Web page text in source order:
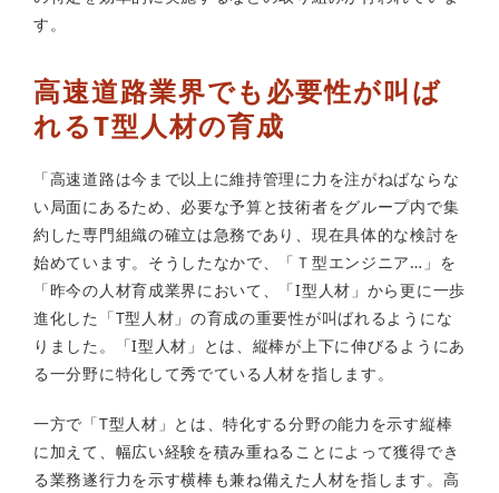
す。
高速道路業界でも必要性が叫ば
れるT型人材の育成
「高速道路は今まで以上に維持管理に力を注がねばならな
い局面にあるため、必要な予算と技術者をグループ内で集
約した専門組織の確立は急務であり、現在具体的な検討を
始めています。そうしたなかで、「Ｔ型エンジニア…」を
「昨今の人材育成業界において、「I型人材」から更に一歩
進化した「T型人材」の育成の重要性が叫ばれるようにな
りました。「I型人材」とは、縦棒が上下に伸びるようにあ
る一分野に特化して秀でている人材を指します。
一方で「T型人材」とは、特化する分野の能力を示す縦棒
に加えて、幅広い経験を積み重ねることによって獲得でき
る業務遂行力を示す横棒も兼ね備えた人材を指します。高